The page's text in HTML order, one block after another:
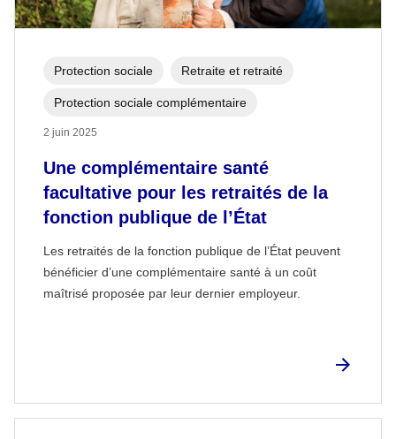
Une complémentaire santé
facultative pour les retraités de la
fonction publique de l’État
Les retraités de la fonction publique de l’État peuvent
bénéficier d’une complémentaire santé à un coût
maîtrisé proposée par leur dernier employeur.
Protection sociale Retraite et retraité
Protection sociale complémentaire
2 juin 2025